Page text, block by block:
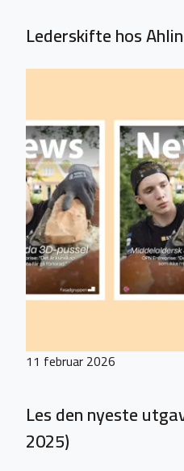
Lederskifte hos
11 februar 2026
Les den nyeste
2025)